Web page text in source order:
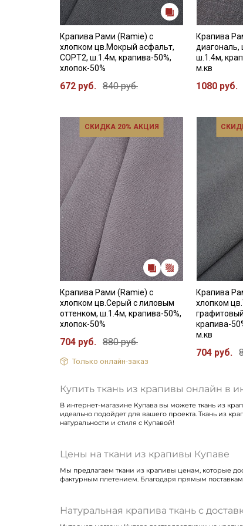
Крапива Рами (Ramie) с
хлопком цв.Мокрый асфальт,
СОРТ2, ш.1.4м, крапива-50%,
хлопок-50%
672 руб. 840 руб.
Крапива
диагональ,
ш.1.4м,
м.кв
1080 руб.
СКИДКА 20% АКЦИЯ
Крапива Рами (Ramie) с
хлопком цв.Серый с лиловым
оттенком, ш.1.4м, крапива-50%,
хлопок-50%
704 руб. 880 руб.
Только онлайн-заказ
Крапива
хлопком
крапива-
м.кв
704 руб.
Купить ткань из крапивы онлайн в
В интернет-магазине Купава вы можете ткань из
идеально подойдет для вашего проекта. Ткань из
натуральности и стиля с Купавой!
Цены на ткани из крапивы Купаве
Мы предлагаем ткани из крапивы ценам, которые
фактурным плетением. Благодаря прямым
Натуральная крапива ткань с